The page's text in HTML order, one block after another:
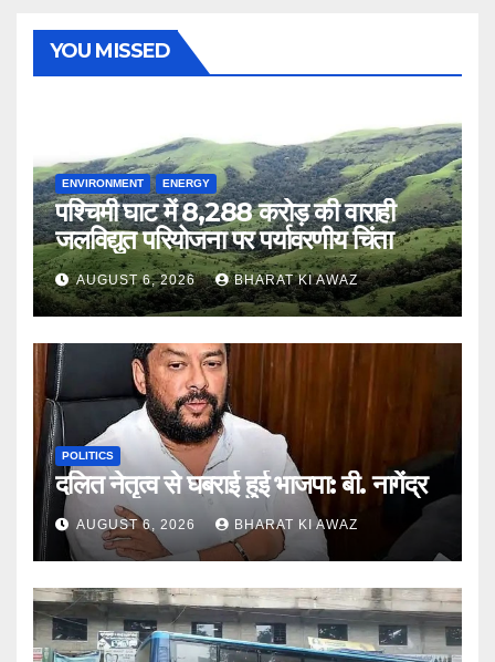
YOU MISSED
ENVIRONMENT ENERGY
पश्चिमी घाट में 8,288 करोड़ की वाराही
जलविद्युत परियोजना पर पर्यावरणीय चिंता
AUGUST 6, 2026 BHARAT KI AWAZ
POLITICS
दलित नेतृत्व से घबराई हुई भाजपा: बी. नागेंद्र
AUGUST 6, 2026 BHARAT KI AWAZ